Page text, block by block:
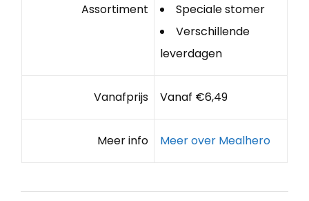
Assortiment
Speciale stomer
Verschillende
leverdagen
Vanafprijs Vanaf €6,49
Meer info Meer over Mealhero